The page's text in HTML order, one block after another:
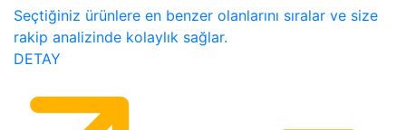
Seçtiğiniz ürünlere en benzer olanlarını sıralar ve size
rakip analizinde kolaylık sağlar.
DETAY